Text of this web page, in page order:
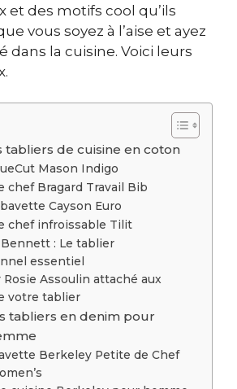
et des motifs cool qu’ils
vous soyez à l’aise et ayez
dans la cuisine. Voici leurs
tabliers de cuisine en coton
Mason Indigo
chef Bragard Travail Bib
Cayson Euro
chef infroissable Tilit
: Le tablier
essentiel
Rosie Assoulin attaché aux
votre tablier
tabliers en denim pour
Berkeley Petite de Chef